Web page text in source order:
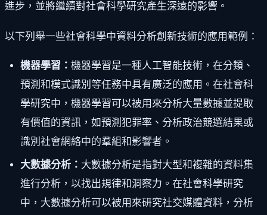
進步，並將繼續對社會科學研究產生深遠的影響。
以下列舉一些社會科學中資料分析創新技術的應用範例：
機器學習： 機器學習是一種人工智能技術，在分類、
預測和模式識別等任務中具有廣泛的應用。在社會科
學研究中，機器學習可以被用來分析大量數據並提取
有價值的資訊，如預測犯罪率、分析政治競選結果或
識別社會網絡中的羣組和影響者。
大數據分析： 大數據分析是指對大型和複雜的資料集
進行分析，以找出規律和洞察力。在社會科學研究
中，大數據分析可以被用來研究社交媒體資料，分析